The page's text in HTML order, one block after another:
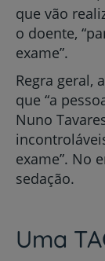
que vão
o doente,
exame”.
Regra geral,
que “a
Nuno
exame”. No
sedação.
Uma